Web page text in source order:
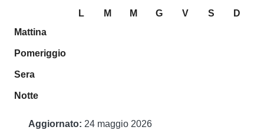
L M M G V S
D
Mattina
Pomeriggio
Sera
Notte
Aggiornato: 24 maggio 2026